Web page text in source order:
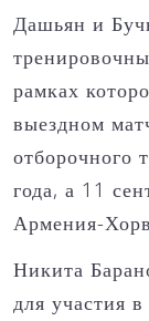
Дашьян и
рамках
выездном
отборочного
года, а 11
Армения-
Никита
для участия